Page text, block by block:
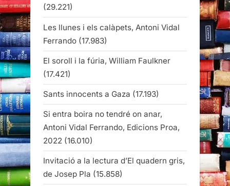
(29.221)
Les llunes i els calàpets, Antoni Vidal
Ferrando (17.983)
El soroll i la fúria, William Faulkner
(17.421)
Sants innocents a Gaza (17.193)
Si entra boira no tendré on anar,
Antoni Vidal Ferrando, Edicions Proa,
2022 (16.010)
Invitació a la lectura d’El quadern gris,
de Josep Pla (15.858)